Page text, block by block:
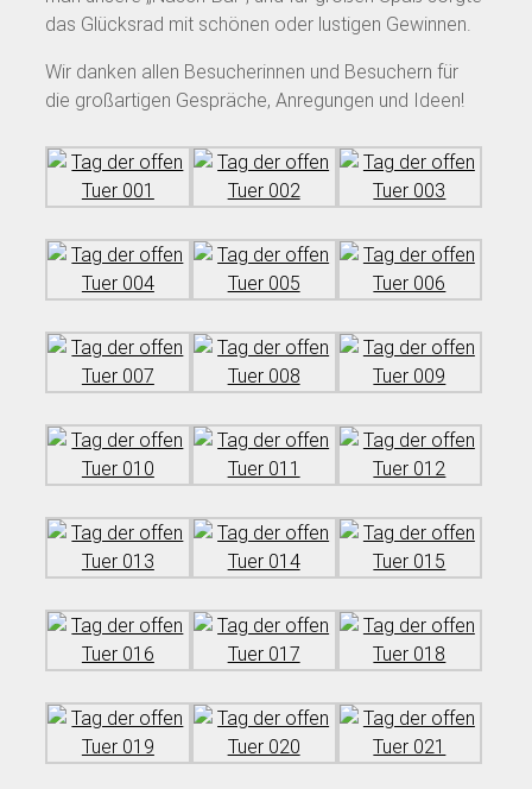
das Glücksrad mit schönen oder lustigen Gewinnen.
Wir danken allen Besucherinnen und Besuchern für
die großartigen Gespräche, Anregungen und Ideen!